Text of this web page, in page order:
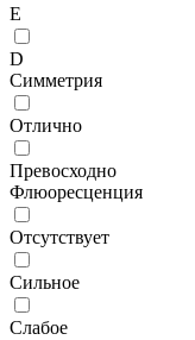
E
D
Симметрия
Отлично
Превосходно
Флюоресценция
Отсутствует
Сильное
Слабое